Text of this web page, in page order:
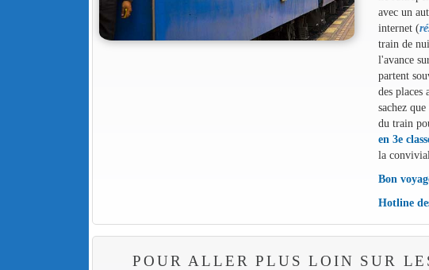
avec un
internet (
train de
l'avance
partent
des places
sachez
du train
en 3e
la
Bon
Hotline
POUR ALLER PLUS LOIN SUR